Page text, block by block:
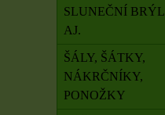
SLUNEČNÍ
AJ.
ŠÁLY, ŠÁTKY,
NÁKRČNÍKY,
PONOŽKY